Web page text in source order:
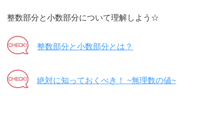
整数部分と小数部分について理解しよう☆
整数部分と小数部分とは？
絶対に知っておくべき！ ~無理数の値~